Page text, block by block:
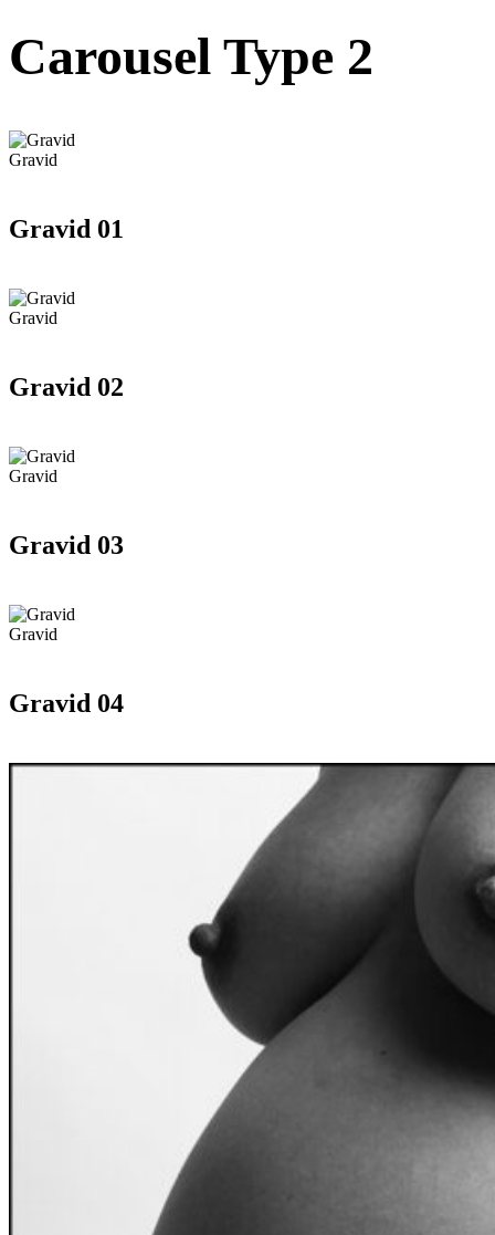
Carousel Type 2
Gravid
Gravid 01
Gravid
Gravid 02
Gravid
Gravid 03
Gravid
Gravid 04